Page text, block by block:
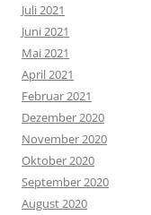
Juli 2021
Juni 2021
Mai 2021
April 2021
Februar 2021
Dezember 2020
November 2020
Oktober 2020
September 2020
August 2020